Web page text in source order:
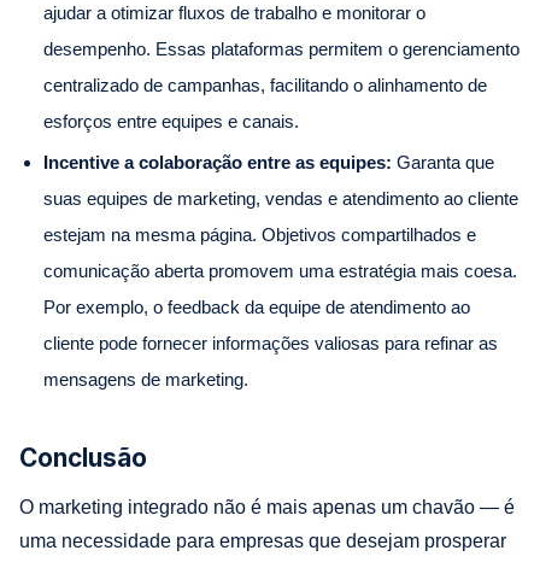
ajudar a otimizar fluxos de trabalho e monitorar o
desempenho. Essas plataformas permitem o gerenciamento
centralizado de campanhas, facilitando o alinhamento de
esforços entre equipes e canais.
Incentive a colaboração entre as equipes: Garanta que
suas equipes de marketing, vendas e atendimento ao cliente
estejam na mesma página. Objetivos compartilhados e
comunicação aberta promovem uma estratégia mais coesa.
Por exemplo, o feedback da equipe de atendimento ao
cliente pode fornecer informações valiosas para refinar as
mensagens de marketing.
Conclusão
O marketing integrado não é mais apenas um chavão — é
uma necessidade para empresas que desejam prosperar